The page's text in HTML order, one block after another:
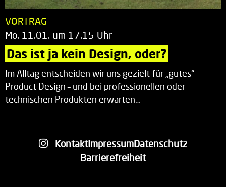
VORTRAG
Mo. 11.01. um 17.15 Uhr
Das ist ja kein Design, oder?
Im Alltag entscheiden wir uns gezielt für „gutes“
Product Design – und bei professionellen oder
technischen Produkten erwarten…
KontaktImpressumDatenschutz
Barrierefreiheit